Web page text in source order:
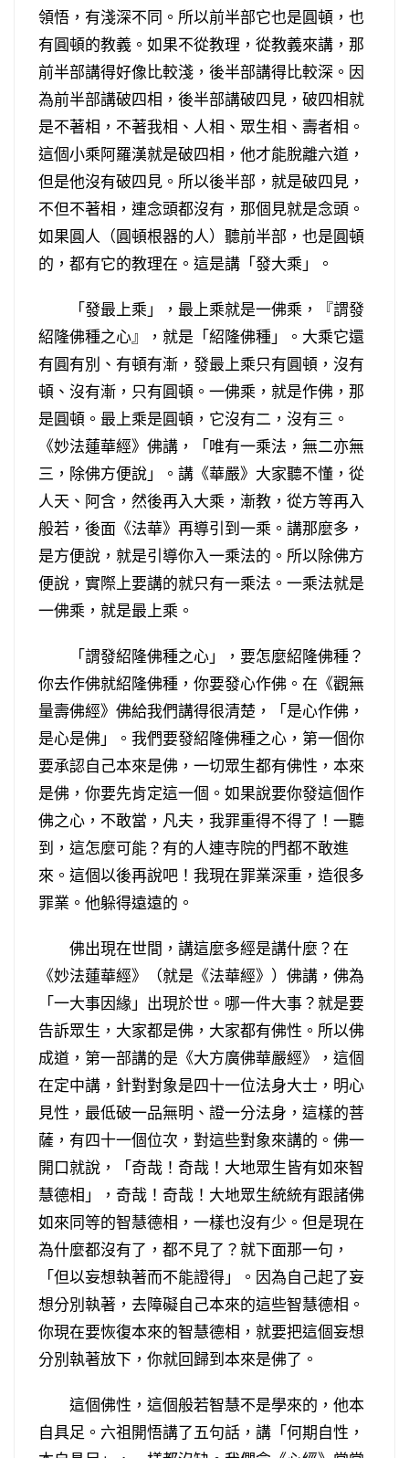
領悟，有淺深不同。所以前半部它也是圓頓，也
有圓頓的教義。如果不從教理，從教義來講，那
前半部講得好像比較淺，後半部講得比較深。因
為前半部講破四相，後半部講破四見，破四相就
是不著相，不著我相、人相、眾生相、壽者相。
這個小乘阿羅漢就是破四相，他才能脫離六道，
但是他沒有破四見。所以後半部，就是破四見，
不但不著相，連念頭都沒有，那個見就是念頭。
如果圓人（圓頓根器的人）聽前半部，也是圓頓
的，都有它的教理在。這是講「發大乘」。
「發最上乘」，最上乘就是一佛乘，『謂發
紹隆佛種之心』，就是「紹隆佛種」。大乘它還
有圓有別、有頓有漸，發最上乘只有圓頓，沒有
頓、沒有漸，只有圓頓。一佛乘，就是作佛，那
是圓頓。最上乘是圓頓，它沒有二，沒有三。
《妙法蓮華經》佛講，「唯有一乘法，無二亦無
三，除佛方便說」。講《華嚴》大家聽不懂，從
人天、阿含，然後再入大乘，漸教，從方等再入
般若，後面《法華》再導引到一乘。講那麼多，
是方便說，就是引導你入一乘法的。所以除佛方
便說，實際上要講的就只有一乘法。一乘法就是
一佛乘，就是最上乘。
「謂發紹隆佛種之心」，要怎麼紹隆佛種？
你去作佛就紹隆佛種，你要發心作佛。在《觀無
量壽佛經》佛給我們講得很清楚，「是心作佛，
是心是佛」。我們要發紹隆佛種之心，第一個你
要承認自己本來是佛，一切眾生都有佛性，本來
是佛，你要先肯定這一個。如果說要你發這個作
佛之心，不敢當，凡夫，我罪重得不得了！一聽
到，這怎麼可能？有的人連寺院的門都不敢進
來。這個以後再說吧！我現在罪業深重，造很多
罪業。他躲得遠遠的。
佛出現在世間，講這麼多經是講什麼？在
《妙法蓮華經》（就是《法華經》）佛講，佛為
「一大事因緣」出現於世。哪一件大事？就是要
告訴眾生，大家都是佛，大家都有佛性。所以佛
成道，第一部講的是《大方廣佛華嚴經》，這個
在定中講，針對對象是四十一位法身大士，明心
見性，最低破一品無明、證一分法身，這樣的菩
薩，有四十一個位次，對這些對象來講的。佛一
開口就說，「奇哉！奇哉！大地眾生皆有如來智
慧德相」，奇哉！奇哉！大地眾生統統有跟諸佛
如來同等的智慧德相，一樣也沒有少。但是現在
為什麼都沒有了，都不見了？就下面那一句，
「但以妄想執著而不能證得」。因為自己起了妄
想分別執著，去障礙自己本來的這些智慧德相。
你現在要恢復本來的智慧德相，就要把這個妄想
分別執著放下，你就回歸到本來是佛了。
這個佛性，這個般若智慧不是學來的，他本
自具足。六祖開悟講了五句話，講「何期自性，